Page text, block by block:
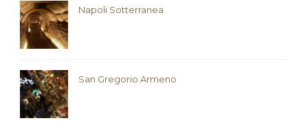
Napoli Sotterranea
San Gregorio Armeno